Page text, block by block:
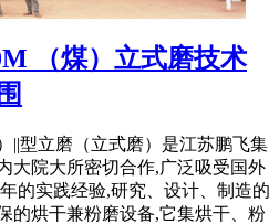
（煤）立式磨技术
||型立磨（立式磨）是江苏鹏飞集
大院大所密切合作,广泛吸受国外
的实践经验,研究、设计、制造的
的烘干兼粉磨设备,它集烘干、粉